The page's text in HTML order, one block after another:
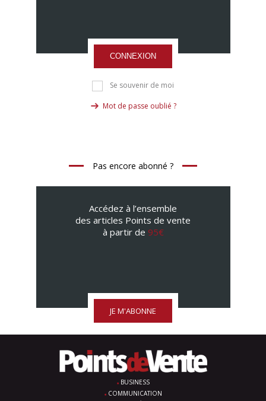
CONNEXION
Se souvenir de moi
Mot de passe oublié ?
Pas encore abonné ?
Accédez à l’ensemble
des articles Points de vente
à partir de 95€
JE M'ABONNE
BUSINESS
COMMUNICATION